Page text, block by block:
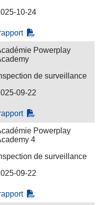
10-24
Powerplay
de surveillance
09-22
Powerplay
4
de surveillance
09-22